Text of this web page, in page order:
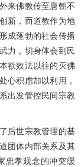
来佛教传至唐朝不
新，而道教作为地
成蓬勃的社会传播
力，切身体会到民
欲效法以往的灭佛
心积虑加以利用，
出发管控民间宗教
后世宗教管理的基
团体内部关系及其
忠孝观念的冲突缓